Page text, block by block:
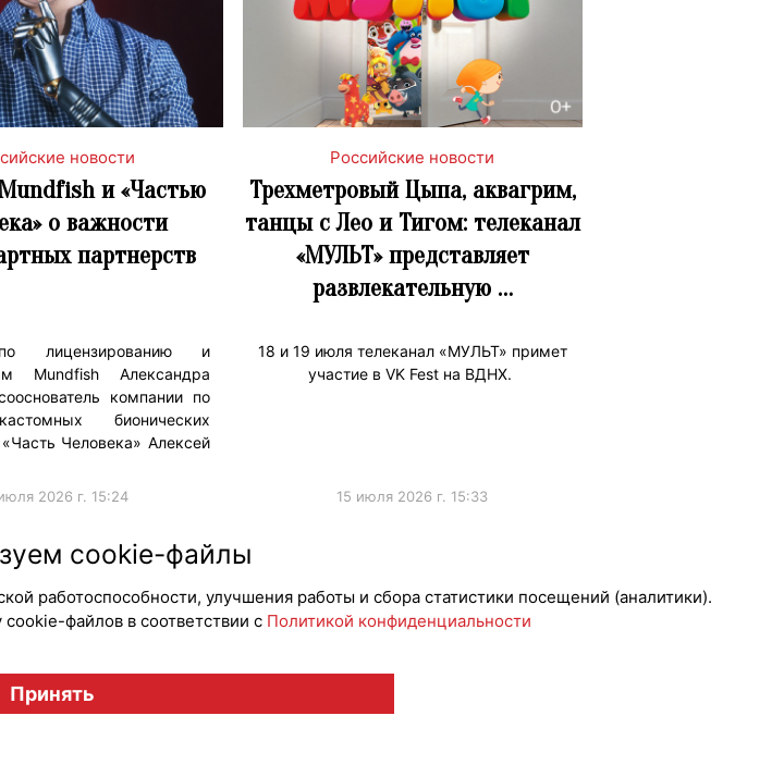
новости
и «Частью
о важности
партнерств
лицензированию и
Mundfish Александра
компании по
бионических
Человека» Алексей
2026 г. 15:24
Российские новости
Трехметровый Цыпа, аквагрим,
танцы с Лео и Тигом: телеканал
«МУЛЬТ» представляет
развлекательную …
18 и 19 июля телеканал «МУЛЬТ» примет
участие в VK Fest на ВДНХ.
15 июля 2026 г. 15:33
licensingrussia.ru, 2009-2026 12+
cookie-файлы
работоспособности, улучшения работы и сбора статистики посещений (аналитики).
файлов в соответствии с Политикой конфиденциальности
Принять